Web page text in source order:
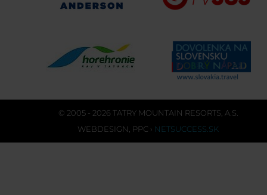
© 2005 - 2026 TATRY MOUNTAIN RESORTS, A.S.
WEBDESIGN PPC › NETSUCCESS.SK